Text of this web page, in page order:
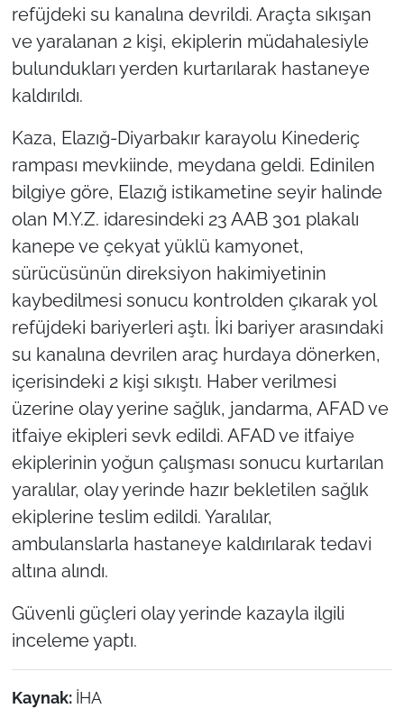
refüjdeki su kanalına devrildi. Araçta sıkışan
ve yaralanan 2 kişi, ekiplerin müdahalesiyle
bulundukları yerden kurtarılarak hastaneye
kaldırıldı.
Kaza, Elazığ-Diyarbakır karayolu Kinederiç
rampası mevkiinde, meydana geldi. Edinilen
bilgiye göre, Elazığ istikametine seyir halinde
olan M.Y.Z. idaresindeki 23 AAB 301 plakalı
kanepe ve çekyat yüklü kamyonet,
sürücüsünün direksiyon hakimiyetinin
kaybedilmesi sonucu kontrolden çıkarak yol
refüjdeki bariyerleri aştı. İki bariyer arasındaki
su kanalına devrilen araç hurdaya dönerken,
içerisindeki 2 kişi sıkıştı. Haber verilmesi
üzerine olay yerine sağlık, jandarma, AFAD ve
itfaiye ekipleri sevk edildi. AFAD ve itfaiye
ekiplerinin yoğun çalışması sonucu kurtarılan
yaralılar, olay yerinde hazır bekletilen sağlık
ekiplerine teslim edildi. Yaralılar,
ambulanslarla hastaneye kaldırılarak tedavi
altına alındı.
Güvenli güçleri olay yerinde kazayla ilgili
inceleme yaptı.
Kaynak: İHA